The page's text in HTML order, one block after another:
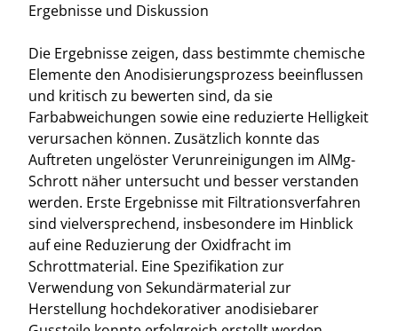
Ergebnisse und Diskussion
Die Ergebnisse zeigen, dass bestimmte chemische
Elemente den Anodisierungsprozess beeinflussen
und kritisch zu bewerten sind, da sie
Farbabweichungen sowie eine reduzierte Helligkeit
verursachen können. Zusätzlich konnte das
Auftreten ungelöster Verunreinigungen im AlMg-
Schrott näher untersucht und besser verstanden
werden. Erste Ergebnisse mit Filtrationsverfahren
sind vielversprechend, insbesondere im Hinblick
auf eine Reduzierung der Oxidfracht im
Schrottmaterial. Eine Spezifikation zur
Verwendung von Sekundärmaterial zur
Herstellung hochdekorativer anodisiebarer